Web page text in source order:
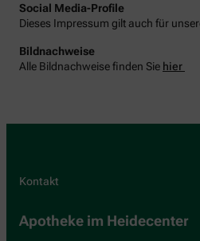
Social Media-Profile
Dieses Impressum gilt auch für
Bildnachweise
Alle Bildnachweise finden Sie hier
Kontakt
Apotheke im Heidecenter